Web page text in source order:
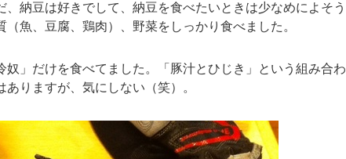
納豆は好きでして、納豆を食べたいときは少なめによそう
魚、豆腐、鶏肉）、野菜をしっかり食べました。
」だけを食べてました。「豚汁とひじき」という組み合わ
りますが、気にしない（笑）。